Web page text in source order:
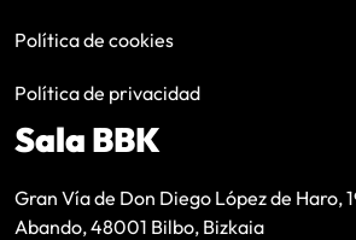
Política de cookies
Política de privacidad
Sala BBK
Gran Vía de Don Diego López de Haro,
Abando, 48001 Bilbo, Bizkaia